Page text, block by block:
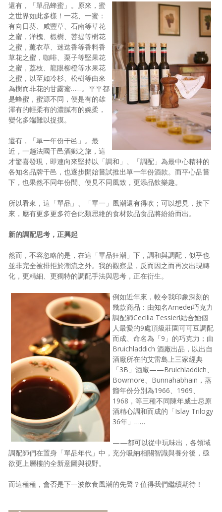
還有，「單品蜂蜜」。原來，蜜
之世界如此多樣！一花、一蜜：
有向日葵、咸豐草、石南等草花
之蜜，洋槐、椴樹、菩提等樹花
之蜜，薰衣草、迷迭香等香料香
草花之蜜，咖啡、栗子等堅果花
之蜜，荔枝、龍眼柳橙等水果花
之蜜，以至如冷杉、松樹等由來
為樹而非花的甘露蜜……。平平都
是蜂蜜，蜜源不同，便是有的雄
渾有的輕柔有的濃膩有的婉柔，
變化多端難以捉摸。
還有，「單一年份干邑」。最
近，一趟法國干邑酒鄉之旅，這
才驚喜發現，即連向來堅持以「調和」、「調配」為最中心精神的
各知名品牌干邑，也逐步開始嘗試推出單一年份酒款。而平心品嘗
下，也果然不同年份間、便見不同風致，更添品飲樂趣。
所以看來，這「單品」、「單一」風潮還有得吹；可以想見，接下
來，應有更多更多符合此類思維的食材飲品食品將紛紛而出。
新的調配思考，正興起
然而，不容忽略的是，在這「單品狂潮」下，調和與調配，似乎也
並非完全被排拒於潮流之外。我的觀察是，反而因之而再次出現轉
化，更精細、更獨特的調配手法與思考，正在衍生。
例如近年來，較令我印象深刻的
幾款商品：由知名Amedei巧克力
調配師Cecilia Tessieri結合她個
人最愛的9處頂級莊園可可豆調配
而成、命名為「9」的巧克力；由
Bruichladdich 酒廠出品，以出自
酒廠所在的艾雷島上三家經典
「3B」酒廠——Bruichladdich、
Bowmore、Bunnahabhain，蒸
餾年份分別為1966、1969、
1968，等三種不同陳年威士忌原
酒精心調和而成的「Islay Trilogy
36年」……
——都可以從中玩味出，各領域
調配師們在置身「單品年代」中，充分吸納相關智識與養分後，亟
欲更上層樓的全新意圖與視野。
而這種種，會否是下一波飲食風潮的先聲？值得我們繼續期待！